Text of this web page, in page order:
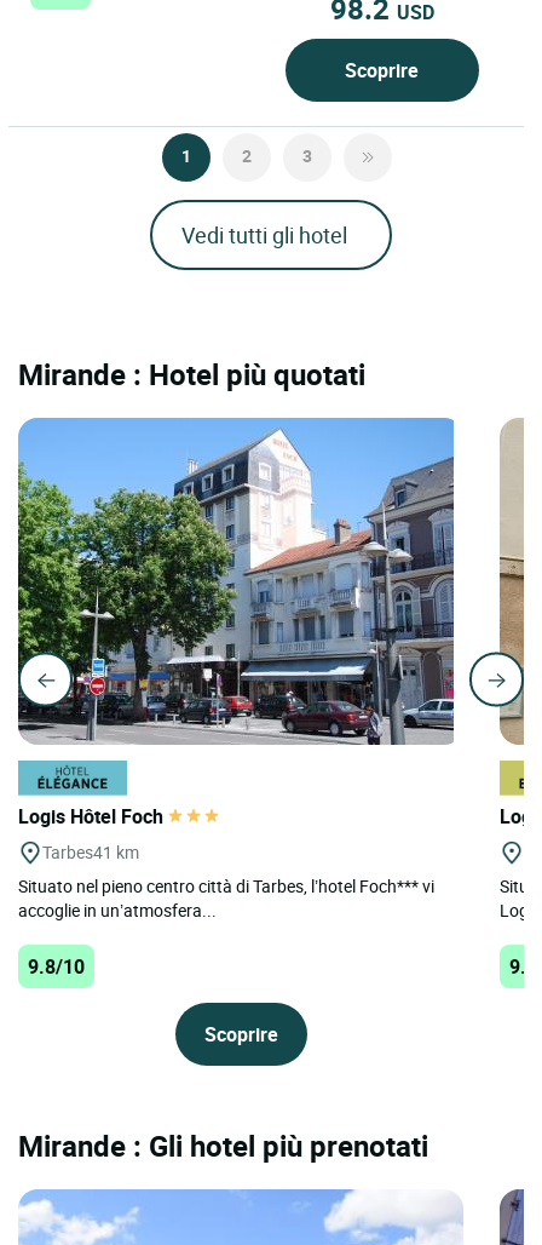
98.2 USD
Scoprire
1 2 3
Vedi tutti gli hotel
Mirande : Hotel più quotati
Logis Hôtel Foch
Tarbes41 km
Situato nel pieno centro città di Tarbes, l’hotel Foch*** vi
accoglie in un’atmosfera...
9.8/10
Scoprire
Mirande : Gli hotel più prenotati